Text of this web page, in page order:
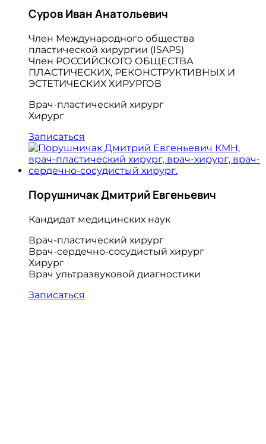
Суров Иван Анатольевич
Член Международного общества
пластической хирургии (ISAPS)
Член РОССИЙСКОГО ОБЩЕСТВА
ПЛАСТИЧЕСКИХ, РЕКОНСТРУКТИВНЫХ И
ЭСТЕТИЧЕСКИХ ХИРУРГОВ
Врач-пластический хирург
Хирург
Записаться
Порушничак Дмитрий Евгеньевич
Кандидат медицинских наук
Врач-пластический хирург
Врач-сердечно-сосудистый хирург
Хирург
Врач ультразвуковой диагностики
Записаться